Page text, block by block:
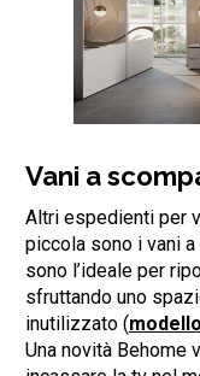
Vani a
Altri espedienti per
piccola sono i vani
sono l’ideale per
sfruttando uno
inutilizzato (
Una novità Behome